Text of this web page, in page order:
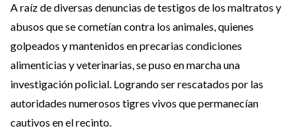
A raíz de diversas denuncias de testigos de los maltratos y
abusos que se cometían contra los animales, quienes
golpeados y mantenidos en precarias condiciones
alimenticias y veterinarias, se puso en marcha una
investigación policial. Logrando ser rescatados por las
autoridades numerosos tigres vivos que permanecían
cautivos en el recinto.